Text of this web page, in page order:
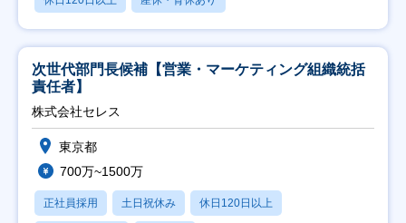
次世代部門長候補【営業・マーケティング組織統括
責任者】
株式会社セレス
東京都
700万~1500万
正社員採用 土日祝休み 休日120日以上